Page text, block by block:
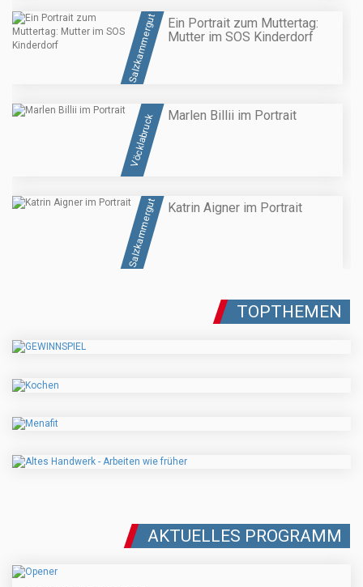
Salzkammergut
Ein Portrait zum Muttertag:
Mutter im SOS Kinderdorf
Vöcklabruck Marlen Billii im Portrait
Salzkammergut Katrin Aigner im Portrait
TOPTHEMEN
AKTUELLES PROGRAMM